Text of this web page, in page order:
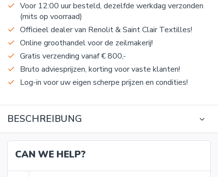
Voor 12:00 uur besteld, dezelfde werkdag verzonden
(mits op voorraad)
Officieel dealer van Renolit & Saint Clair Textilles!
Online groothandel voor de zeilmakerij!
Gratis verzending vanaf € 800,-
Bruto adviesprijzen, korting voor vaste klanten!
Log-in voor uw eigen scherpe prijzen en condities!
BESCHREIBUNG
CAN WE HELP?